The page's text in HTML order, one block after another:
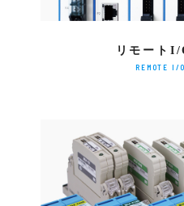
リモートI/
REMOTE I/